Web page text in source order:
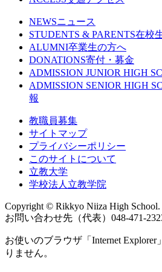
NEWSニュース
STUDENTS & PARENTS在校
ALUMNI卒業生の方へ
DONATIONS寄付・募金
ADMISSION JUNIOR HIGH
ADMISSION SENIOR HIGH
報
教職員募集
サイトマップ
プライバシーポリシー
このサイトについて
立教大学
学校法人立教学院
Copyright © Rikkyo Niiza High School.
お問い合わせ先（代表）048-471-
お使いのブラウザ「Internet
りません。